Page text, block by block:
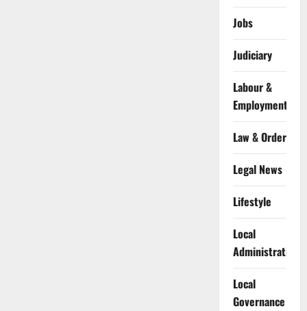
Jobs
Judiciary
Labour &
Employment
Law & Order
Legal News
Lifestyle
Local
Administration
Local
Governance